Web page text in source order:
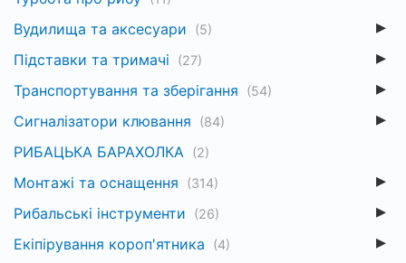
Вудилища та аксесуари (5)
Підставки та тримачі (27)
Транспортування та зберігання (54)
Сигналізатори клювання (84)
РИБАЦЬКА БАРАХОЛКА (2)
Монтажі та оснащення (314)
Рибальські інструменти (26)
Екіпірування короп'ятника (4)